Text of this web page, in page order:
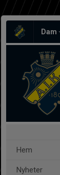
Dam
Hem
Nyheter